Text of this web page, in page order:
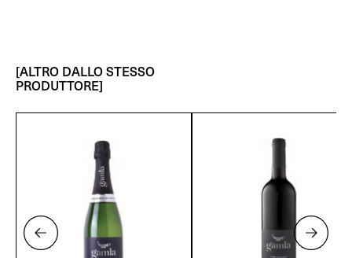
[ALTRO DALLO STESSO
PRODUTTORE]